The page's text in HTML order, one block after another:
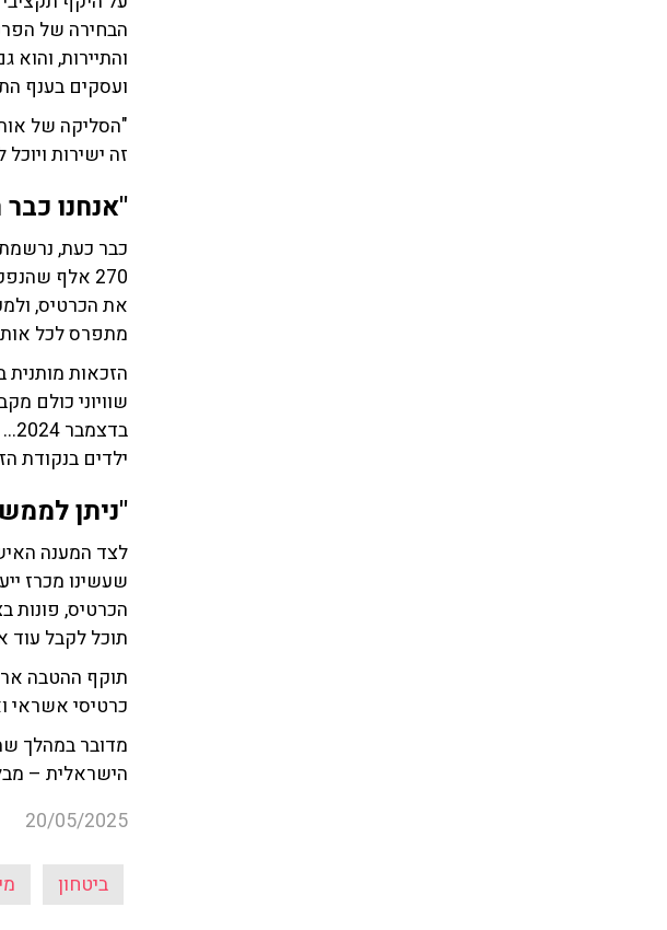
הבחירה של
והתיירות,
ועסקים בענף
"הסליקה של
זה ישירות
"אנחנו
כבר כעת,
מתפרס לכל
הזכאות
ילדים בנקודת
"ניתן לממש את
לצד המענה
שעשינו מכרז
הכרטיס, פונות
תוכל לקבל עוד
תוקף ההטבה
כרטיסי אשראי ואת אותן
מדובר במהלך
הישראלית –
20/05/2025
ביטחון